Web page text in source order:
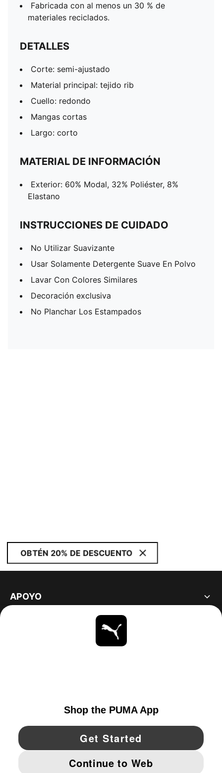
Fabricada con al menos un 30 % de
materiales reciclados.
DETALLES
Corte: semi-ajustado
Material principal: tejido rib
Cuello: redondo
Mangas cortas
Largo: corto
MATERIAL DE INFORMACIÓN
Exterior: 60% Modal, 32% Poliéster, 8%
Elastano
INSTRUCCIONES DE CUIDADO
No Utilizar Suavizante
Usar Solamente Detergente Suave En Polvo
Lavar Con Colores Similares
Decoración exclusiva
No Planchar Los Estampados
OBTÉN 20% DE DESCUENTO
APOYO
YouTube Twitter Pinterest
IMPRINT AND LEGAL DATA